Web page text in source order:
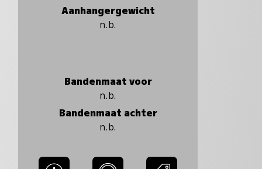
Aanhangergewicht
n.b.
Bandenmaat voor
n.b.
Bandenmaat achter
n.b.